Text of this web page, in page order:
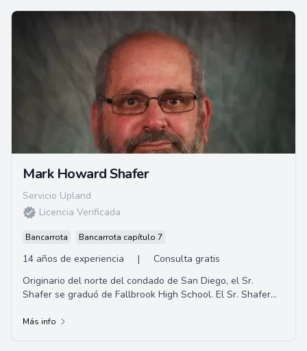
Mark Howard Shafer
Servicio Upland
Licencia Verificada
Bancarrota Bancarrota capítulo 7
14 años de experiencia |
Consulta gratis
Originario del norte del condado de San Diego, el Sr.
Shafer se graduó de Fallbrook High School. El Sr. Shafer
Más info